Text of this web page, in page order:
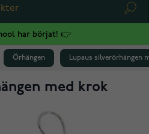
har börjat! 👉
Örhängen Lupaus silverörhängen
med krok